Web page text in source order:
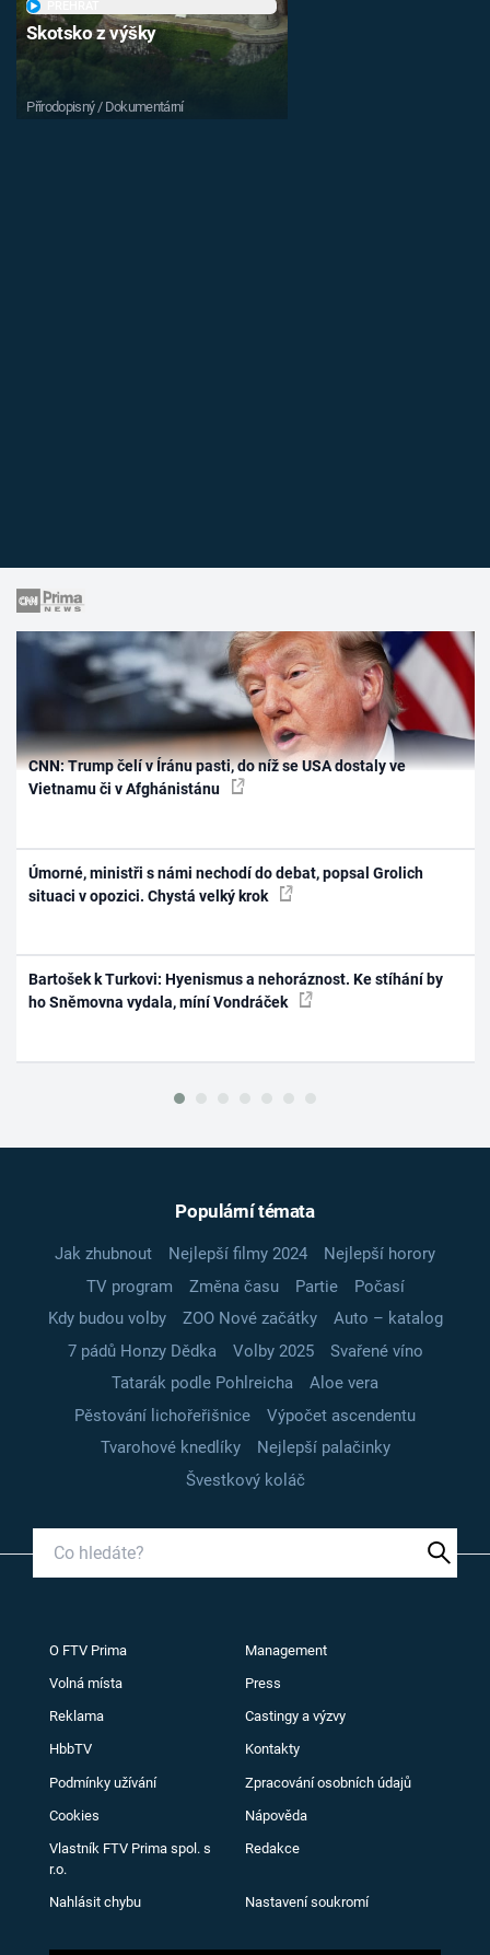
Skotsko z výšky
Přírodopisný / Dokumentární
CNN: Trump čelí v Íránu pasti, do níž se USA dostaly ve
Vietnamu či v Afghánistánu
Úmorné, ministři s námi nechodí do debat, popsal Grolich
situaci v opozici. Chystá velký krok
Bartošek k Turkovi: Hyenismus a nehoráznost. Ke stíhání by
ho Sněmovna vydala, míní Vondráček
Populární témata
Jak zhubnout Nejlepší filmy 2024
Nejlepší horory
TV program
Změna času Partie
Počasí
Kdy budou volby
ZOO Nové začátky
Auto – katalog
7 pádů Honzy Dědka
Volby 2025
Svařené víno
Tatarák podle Pohlreicha
Aloe vera
Pěstování lichořeřišnice
Výpočet ascendentu
Tvarohové knedlíky
Nejlepší palačinky
Švestkový koláč
O FTV Prima Management
Volná místa Press
Reklama Castingy a výzvy
HbbTV Kontakty
Podmínky užívání Zpracování osobních údajů
Cookies Nápověda
Vlastník FTV Prima spol. s
r.o.
Redakce
Nahlásit chybu Nastavení soukromí